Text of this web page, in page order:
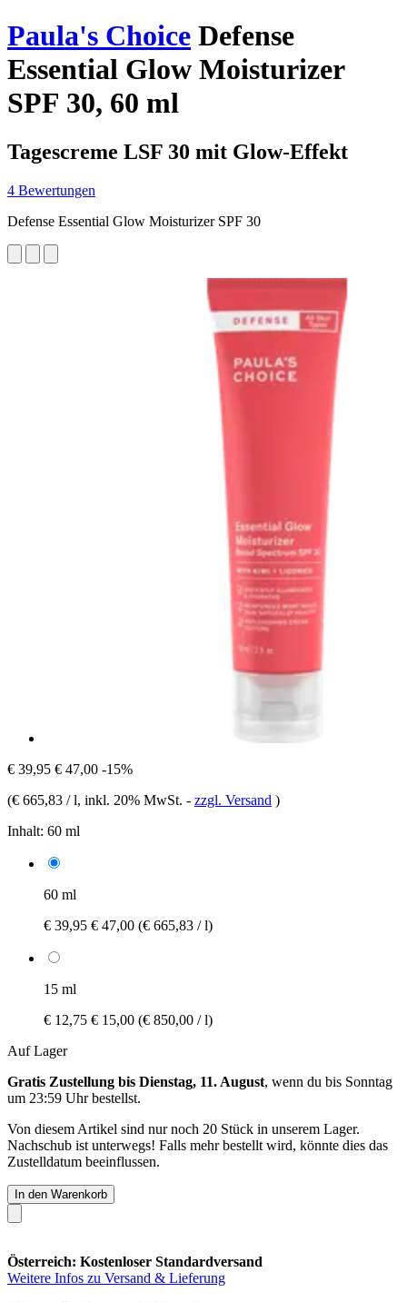
Paula's Choice Defense
Essential Glow Moisturizer
SPF 30, 60 ml
Tagescreme LSF 30 mit Glow-Effekt
4 Bewertungen
Defense Essential Glow Moisturizer SPF 30
€ 39,95 € 47,00 -15%
(€ 665,83 / l, inkl. 20% MwSt. - zzgl. Versand )
Inhalt: 60 ml
60 ml
€ 39,95 € 47,00 (€ 665,83 / l)
15 ml
€ 12,75 € 15,00 (€ 850,00 / l)
Auf Lager
Gratis Zustellung bis Dienstag, 11. August, wenn du bis Sonntag
um 23:59 Uhrbestellst.
Von diesem Artikel sind nur noch 20 Stück in unserem Lager.
Nachschub ist unterwegs! Falls mehr bestellt wird, könnte dies das
Zustelldatum beeinflussen.
In den Warenkorb
Österreich: Kostenloser Standardversand
Weitere Infos zu Versand & Lieferung